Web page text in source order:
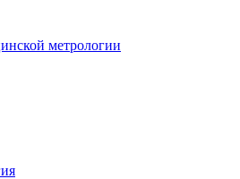
метрологии